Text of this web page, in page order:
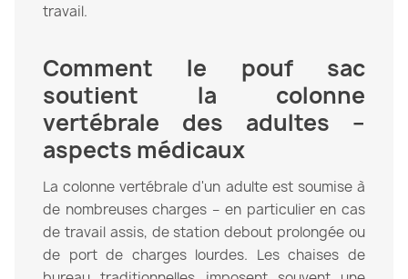
travail.
Comment le pouf sac
soutient la colonne
vertébrale des adultes –
aspects médicaux
La colonne vertébrale d'un adulte est soumise à
de nombreuses charges – en particulier en cas
de travail assis, de station debout prolongée ou
de port de charges lourdes. Les chaises de